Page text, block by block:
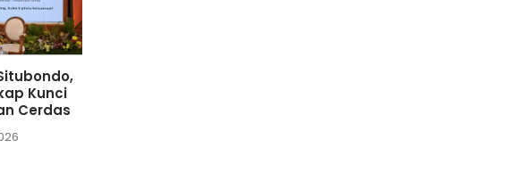
Lomba Tarik Tambang
Meriahkan Harjakasi 208,
KORMI Situbondo Siapkan